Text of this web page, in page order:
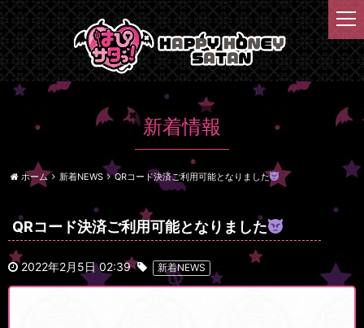
新着情報
ホーム 新着NEWS QRコード決済ご利用可能となりました
QRコード決済ご利用可能となりました
2022年2月5日 02:39 新着NEWS
t
o
e
n
i
n